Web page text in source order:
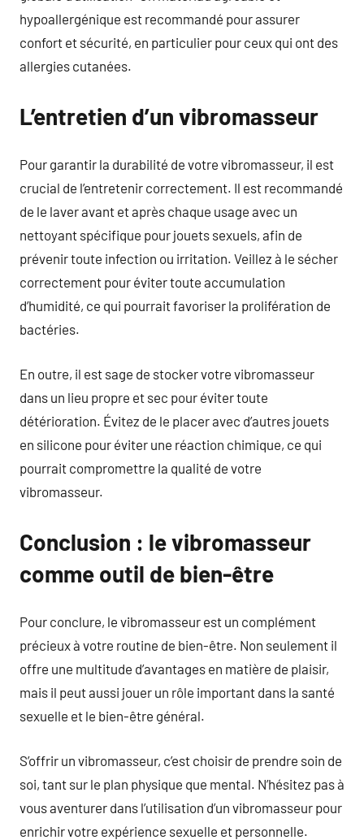
hypoallergénique est recommandé pour assurer
confort et sécurité, en particulier pour ceux qui ont des
allergies cutanées.
L’entretien d’un vibromasseur
Pour garantir la durabilité de votre vibromasseur, il est
crucial de l’entretenir correctement. Il est recommandé
de le laver avant et après chaque usage avec un
nettoyant spécifique pour jouets sexuels, afin de
prévenir toute infection ou irritation. Veillez à le sécher
correctement pour éviter toute accumulation
d’humidité, ce qui pourrait favoriser la prolifération de
bactéries.
En outre, il est sage de stocker votre vibromasseur
dans un lieu propre et sec pour éviter toute
détérioration. Évitez de le placer avec d’autres jouets
en silicone pour éviter une réaction chimique, ce qui
pourrait compromettre la qualité de votre
vibromasseur.
Conclusion : le vibromasseur
comme outil de bien-être
Pour conclure, le vibromasseur est un complément
précieux à votre routine de bien-être. Non seulement il
offre une multitude d’avantages en matière de plaisir,
mais il peut aussi jouer un rôle important dans la santé
sexuelle et le bien-être général.
S’offrir un vibromasseur, c’est choisir de prendre soin de
soi, tant sur le plan physique que mental. N’hésitez pas à
vous aventurer dans l’utilisation d’un vibromasseur pour
enrichir votre expérience sexuelle et personnelle.